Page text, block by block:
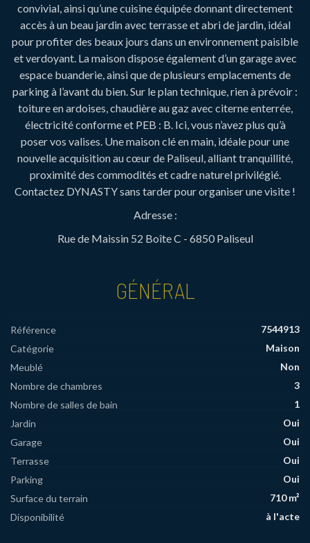
convivial, ainsi qu’une cuisine équipée donnant directement
accès à un beau jardin avec terrasse et abri de jardin, idéal
pour profiter des beaux jours dans un environnement paisible
et verdoyant. La maison dispose également d’un garage avec
espace buanderie, ainsi que de plusieurs emplacements de
parking à l’avant du bien. Sur le plan technique, rien à prévoir :
toiture en ardoises, chaudière au gaz avec citerne enterrée,
électricité conforme et PEB : B. Ici, vous n’avez plus qu’à
poser vos valises. Une maison clé en main, idéale pour une
nouvelle acquisition au cœur de Paliseul, alliant tranquillité,
proximité des commodités et cadre naturel privilégié.
Contactez DYNASTY sans tarder pour organiser une visite !
Adresse :
Rue de Maissin 52 Boîte C - 6850 Paliseul
GÉNÉRAL
Référence
7544913
Catégorie
Maison
Meublé
Non
Nombre de chambres
3
Nombre de salles de bain
1
Jardin
Oui
Garage
Oui
Terrasse
Oui
Parking
Oui
Surface du terrain
710 m²
Disponibilité
à l'acte